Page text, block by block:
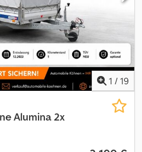
1 / 19
Alumina 2x